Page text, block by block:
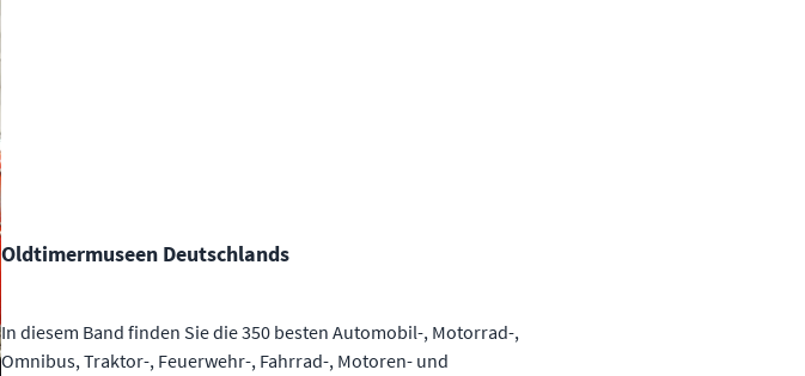
Oldtimermuseen Deutschlands
In diesem Band finden Sie die 350 besten Automobil-, Motorrad-,
Omnibus, Traktor-, Feuerwehr-, Fahrrad-, Motoren- und